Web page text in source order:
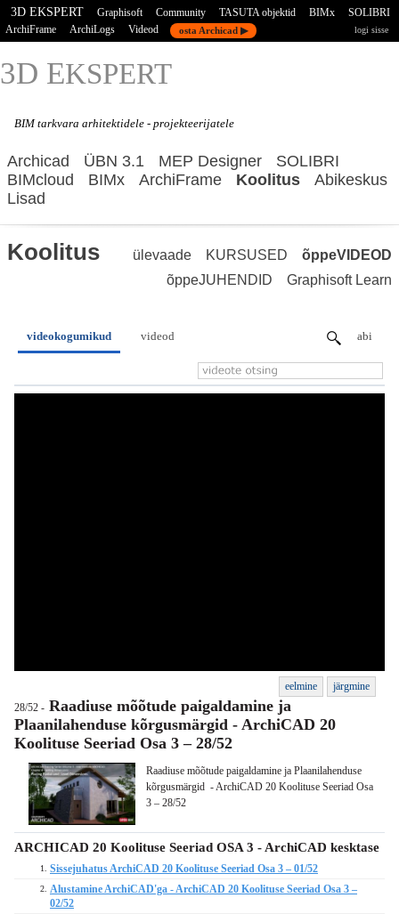
3D EKSPERT Graphisoft Community TASUTA objektid BIMx
SOLIBRI
ArchiFrame
ArchiLogs Videod osta Archicad ▶ logi sisse
3D EKSPERT
BIM tarkvara arhitektidele - projekteerijatele
Archicad ÜBN 3.1 MEP Designer
SOLIBRI
BIMcloud
BIMx ArchiFrame Koolitus
Abikeskus
Lisad
Koolitus ülevaade KURSUSED
õppeVIDEOD
õppeJUHENDID
Graphisoft Learn
videokogumikud videod abi
eelmine
järgmine
28/52 - Raadiuse mõõtude paigaldamine ja
Plaanilahenduse kõrgusmärgid - ArchiCAD 20
Koolituse Seeriad Osa 3 – 28/52
Raadiuse mõõtude paigaldamine ja Plaanilahenduse
kõrgusmärgid - ArchiCAD 20 Koolituse Seeriad Osa
3 – 28/52
ARCHICAD 20 Koolituse Seeriad OSA 3 - ArchiCAD kesktase
1. Sissejuhatus ArchiCAD 20 Koolituse Seeriad Osa 3 – 01/52
2.
Alustamine ArchiCAD'ga - ArchiCAD 20 Koolituse Seeriad Osa 3 –
02/52